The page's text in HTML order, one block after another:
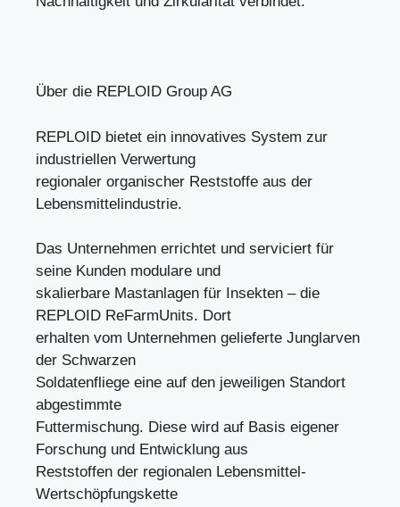
Über die REPLOID Group AG
REPLOID bietet ein innovatives System zur
industriellen Verwertung
regionaler organischer Reststoffe aus der
Lebensmittelindustrie.
Das Unternehmen errichtet und serviciert für
seine Kunden modulare und
skalierbare Mastanlagen für Insekten – die
REPLOID ReFarmUnits. Dort
erhalten vom Unternehmen gelieferte Junglarven
der Schwarzen
Soldatenfliege eine auf den jeweiligen Standort
abgestimmte
Futtermischung. Diese wird auf Basis eigener
Forschung und Entwicklung aus
Reststoffen der regionalen Lebensmittel-
Wertschöpfungskette